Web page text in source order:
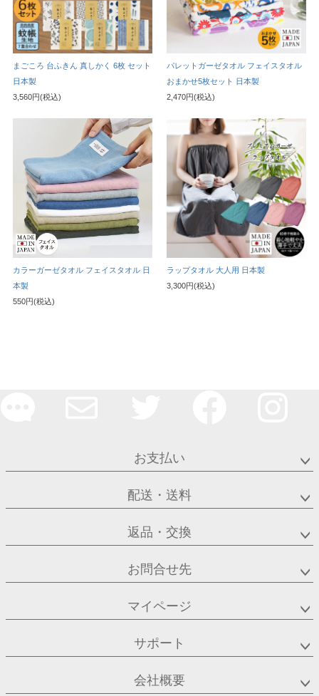
まごころ 台ふきん 真しかく 6枚 セット
日本製
3,560円(税込)
パレットガーゼタオル フェイスタオル
おまかせ5枚セット 日本製
2,470円(税込)
カラーガーゼタオル フェイスタオル 日
本製
550円(税込)
ラップタオル 大人用 日本製
3,300円(税込)
お支払い
配送・送料
返品・交換
お問合せ先
マイページ
サポート
会社概要